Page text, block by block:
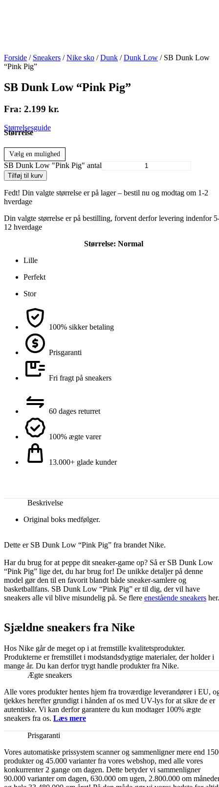
Forside / Sneakers /Nike sko /Dunk /Dunk Low / SB Dunk Low
“Pink Pig”
SB Dunk Low “Pink Pig”
Fra: 2.199 kr.
Størrelsesguide
Størrelse
Vælg en mulighed
SB Dunk Low "Pink Pig" antal
Tilføj til kurv
Fedt! Din valgte størrelse er på lager – bestil nu og modtag om 1-2
hverdage
Din valgte størrelse er på bestilling, forvent derfor levering indenfor
12 hverdage
Størrelse: Normal
Lille
Perfekt
Stor
100% sikker betaling
Prisgaranti
Fri fragt på sneakers
60 dages returret
100% ægte varer
13.000+ glade kunder
Beskrivelse
Original boks medfølger.
Dette er SB Dunk Low “Pink Pig” fra brandet Nike.
Har du brug for at peppe dit sneaker-game op? Så er SB Dunk Low
“Pink Pig” lige det, du har brug for! De unikke detaljer på denne
model gør den til en favorit blandt både sneaker-samlere og
basketballfans. SB Dunk Low “Pink Pig” er til dig, der vil have
sneakers alle vil blive misundelig på. Se flere enestående sneakers her.
Sjældne sneakers fra Nike
Hos Nike går de meget op i at fremstille kvalitetsprodukter.
Produkterne er fremstillet i modstandsdygtige materialer, der holder i
mange år. Du kan derfor trygt handle produkter fra Nike.
Ægte sneakers
Alle vores produkter hentes hjem fra troværdige leverandører i EU,
tjekkes herefter grundigt i hånden af os med UV-lys for at sikre de er
autentiske. Vi kan derfor garantere du kun modtager 100% ægte
sneakers fra os. Læs mere
Prisgaranti
Vores automatiske prissystem scanner og sammenligner mere end
produkter og 45.000 varianter fra vores webshop, med alle vores
konkurrenter 2 gange om dagen. Dette betyder vi sammenligner
90.000 varianter om dagen, 630.000 om ugen, 2.800.000 om